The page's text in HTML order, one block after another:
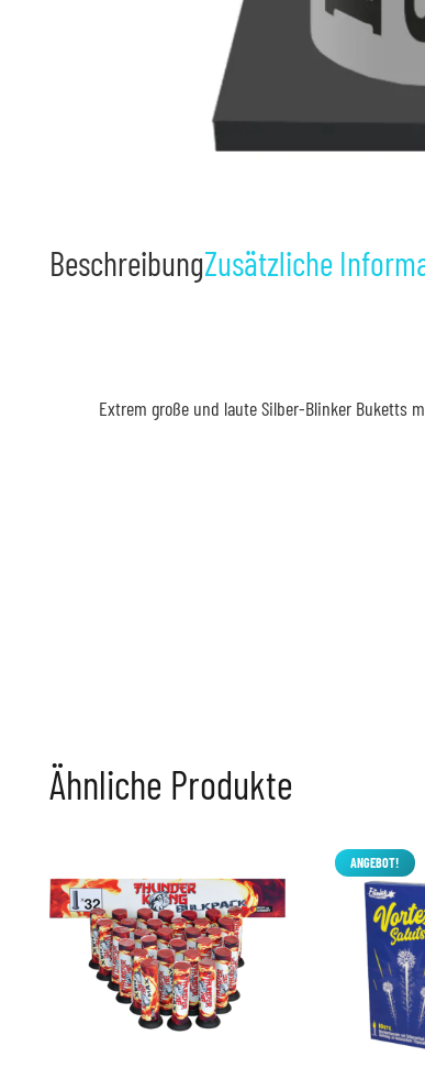
BeschreibungZusätzliche
Extrem große und laute Silber-Blinker Buketts
Ähnliche Produkte
ANGEBOT!